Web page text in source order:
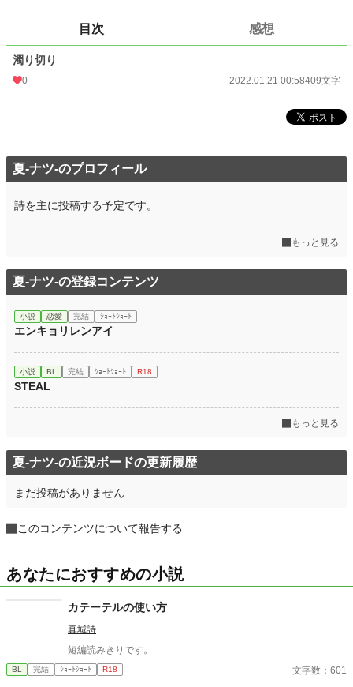
0 pt (229,024 位)
月間ポイント
目次 感想
濁り切り
0 2022.01.21 00:58409文字
夏-ナツ-のプロフィール
詩を主に投稿する予定です。
もっと見る
夏-ナツ-の登録コンテンツ
小説 恋愛 完結 ｼｮｰﾄｼｮｰﾄ
エンキョリレンアイ
小説 BL 完結 ｼｮｰﾄｼｮｰﾄ R18
STEAL
もっと見る
夏-ナツ-の近況ボードの更新履歴
まだ投稿がありません
このコンテンツについて報告する
あなたにおすすめの小説
カテーテルの使い方
真城詩
短編読みきりです。
BL 完結 ｼｮｰﾄｼｮｰﾄ R18 文字数：601